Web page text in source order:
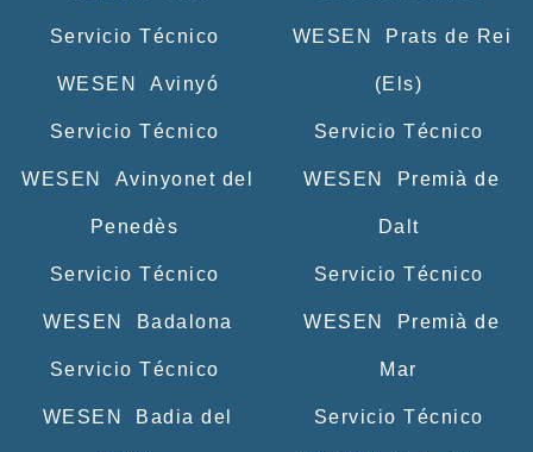
Servicio Técnico
WESEN Avinyó
Servicio Técnico
WESEN Avinyonet del
Penedès
Servicio Técnico
WESEN Badalona
Servicio Técnico
WESEN Badia del
WESEN Prats de Rei
(Els)
Servicio Técnico
WESEN Premià de
Dalt
Servicio Técnico
WESEN Premià de
Mar
Servicio Técnico